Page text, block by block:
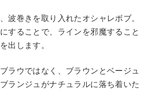
波巻きを取り入れたオシャレボブ。
することで、ラインを邪魔すること
出します。
ラウではなく、ブラウンとベージュ
ランジュがナチュラルに落ち着いた